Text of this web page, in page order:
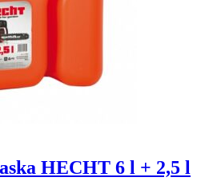
HECHT 6 l + 2,5 l